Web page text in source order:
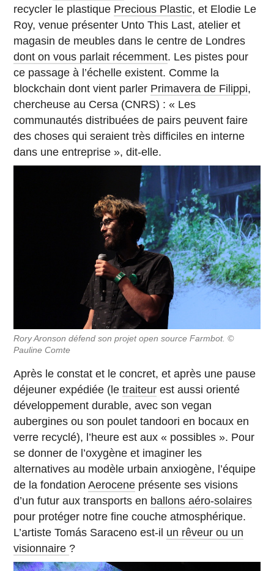
recycler le plastique Precious Plastic, et Elodie Le
Roy, venue présenter Unto This Last, atelier et
magasin de meubles dans le centre de Londres
dont on vous parlait récemment. Les pistes pour
ce passage à l’échelle existent. Comme la
blockchain dont vient parler Primavera de Filippi,
chercheuse au Cersa (CNRS) : « Les
communautés distribuées de pairs peuvent faire
des choses qui seraient très difficiles en interne
dans une entreprise », dit-elle.
Rory Aronson défend son projet open source Farmbot. ©
Pauline Comte
Après le constat et le concret, et après une pause
déjeuner expédiée (letraiteur est aussi orienté
développement durable, avec son vegan
aubergines ou son poulet tandoori en bocaux en
verre recyclé), l’heure est aux « possibles ». Pour
se donner de l’oxygène et imaginer les
alternatives au modèle urbain anxiogène, l’équipe
de la fondationAerocene présente ses visions
d’un futur aux transports en ballons aéro-solaires
pour protéger notre fine couche atmosphérique.
L’artiste Tomás Saraceno est-il un rêveur ou un
visionnaire?